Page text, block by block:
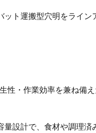
ト運搬型穴明をライ
・作業効率を兼ね備
設計で、食材や調理済